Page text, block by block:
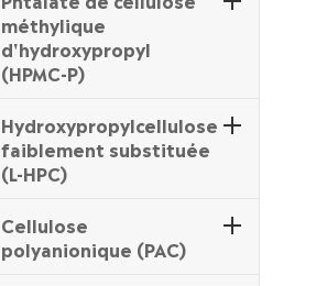
méthylique
d'hydroxypropyl
(HPMC-P)
Hydroxypropylcellulose
faiblement substituée
(L-HPC)
Cellulose
polyanionique (PAC)